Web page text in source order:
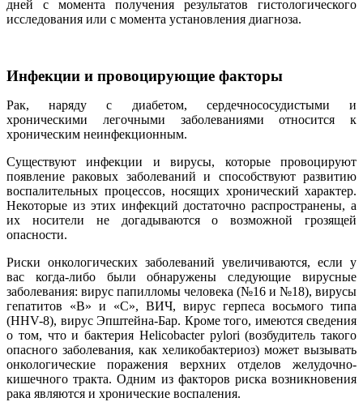
дней с момента получения результатов гистологического
исследования или с момента установления диагноза.
Инфекции и провоцирующие факторы
Рак, наряду с диабетом, сердечнососудистыми и
хроническими легочными заболеваниями относится к
хроническим неинфекционным.
Существуют инфекции и вирусы, которые провоцируют
появление раковых заболеваний и способствуют развитию
воспалительных процессов, носящих хронический характер.
Некоторые из этих инфекций достаточно распространены, а
их носители не догадываются о возможной грозящей
опасности.
Риски онкологических заболеваний увеличиваются, если у
вас когда-либо были обнаружены следующие вирусные
заболевания: вирус папилломы человека (№16 и №18), вирусы
гепатитов «В» и «С», ВИЧ, вирус герпеса восьмого типа
(HHV-8), вирус Эпштейна-Бар. Кроме того, имеются сведения
о том, что и бактерия Helicobacter pylori (возбудитель такого
опасного заболевания, как хеликобактериоз) может вызывать
онкологические поражения верхних отделов желудочно-
кишечного тракта. Одним из факторов риска возникновения
рака являются и хронические воспаления.